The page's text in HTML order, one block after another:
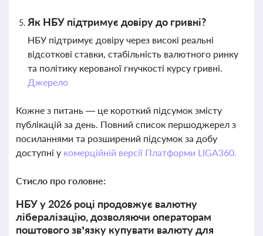
Як НБУ підтримує довіру до гривні?
НБУ підтримує довіру через високі реальні
відсоткові ставки, стабільність валютного ринку
та політику керованої гнучкості курсу гривні.
Джерело
Кожне з питань — це короткий підсумок змісту
публікацій за день. Повний список першоджерел з
посиланнями та розширений підсумок за добу
доступні у комерційній версії Платформи LIGA360.
Стисло про головне:
НБУ у 2026 році продовжує валютну
лібералізацію, дозволяючи операторам
поштового зв’язку купувати валюту для